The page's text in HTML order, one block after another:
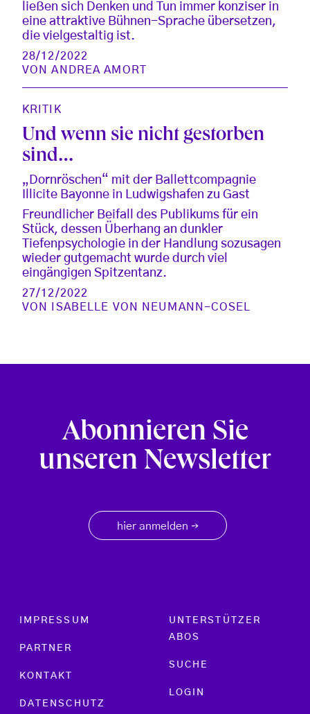
ließen sich Denken und Tun immer konziser in
eine attraktive Bühnen-Sprache übersetzen,
die vielgestaltig ist.
28/12/2022
VONANDREA AMORT
KRITIK
Und wenn sie nicht gestorben
sind…
„Dornröschen“ mit der Ballettcompagnie
Illicite Bayonne in Ludwigshafen zu Gast
Freundlicher Beifall des Publikums für ein
Stück, dessen Überhang an dunkler
Tiefenpsychologie in der Handlung sozusagen
wieder gutgemacht wurde durch viel
eingängigen Spitzentanz.
27/12/2022
VON
ISABELLE VON NEUMANN-COSEL
Abonnieren Sie
unseren Newsletter
hier anmelden →
Footer menu
IMPRESSUM
PARTNER
KONTAKT
DATENSCHUTZ
UNTERSTÜTZER
ABOS
SUCHE
LOGIN